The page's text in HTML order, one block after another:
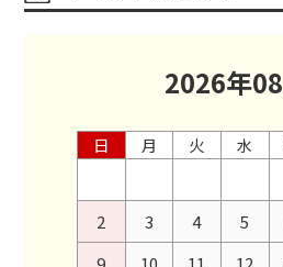
2026年08
日 月 火 水
2
3 4 5